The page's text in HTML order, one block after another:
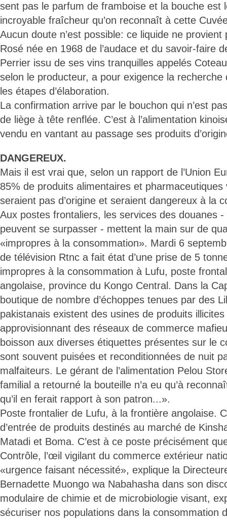
sent pas le parfum de framboise et la bouche est
incroyable fraîcheur qu’on reconnaît à cette
Aucun doute n’est possible: ce liquide ne
Rosé née en 1968 de l’audace et du savoir-faire
Perrier issu de ses vins tranquilles appelés
selon le producteur, a pour exigence la
les étapes d’élaboration.
La confirmation arrive par le bouchon qui n’est
de liège à tête renflée. C’est à l’alimentation
vendu en vantant au passage ses produits
DANGEREUX.
Mais il est vrai que, selon un rapport de l’Union
85% de produits alimentaires et
seraient pas d’origine et seraient dangereux à la
Aux postes frontaliers, les services des douanes
peuvent se surpasser - mettent la main sur de
«impropres à la consommation». Mardi 6
de télévision Rtnc a fait état d’une prise de 5
impropres à la consommation à Lufu, poste
angolaise, province du Kongo Central. Dans la
boutique de nombre d’échoppes tenues par des
pakistanais existent des usines de produits
approvisionnant des réseaux de commerce
boisson aux diverses étiquettes présentes sur le
sont souvent puisées et reconditionnées de nuit
malfaiteurs. Le gérant de l’alimentation Pelou
familial a retourné la bouteille n’a eu qu’à
qu’il en ferait rapport à son patron...».
Poste frontalier de Lufu, à la frontière angolaise.
d’entrée de produits destinés au marché de
Matadi et Boma. C’est à ce poste précisément
Contrôle, l’œil vigilant du commerce extérieur
«urgence faisant nécessité», explique la
Bernadette Muongo wa Nabahasha dans son
modulaire de chimie et de microbiologie visant,
sécuriser nos populations dans la consommation